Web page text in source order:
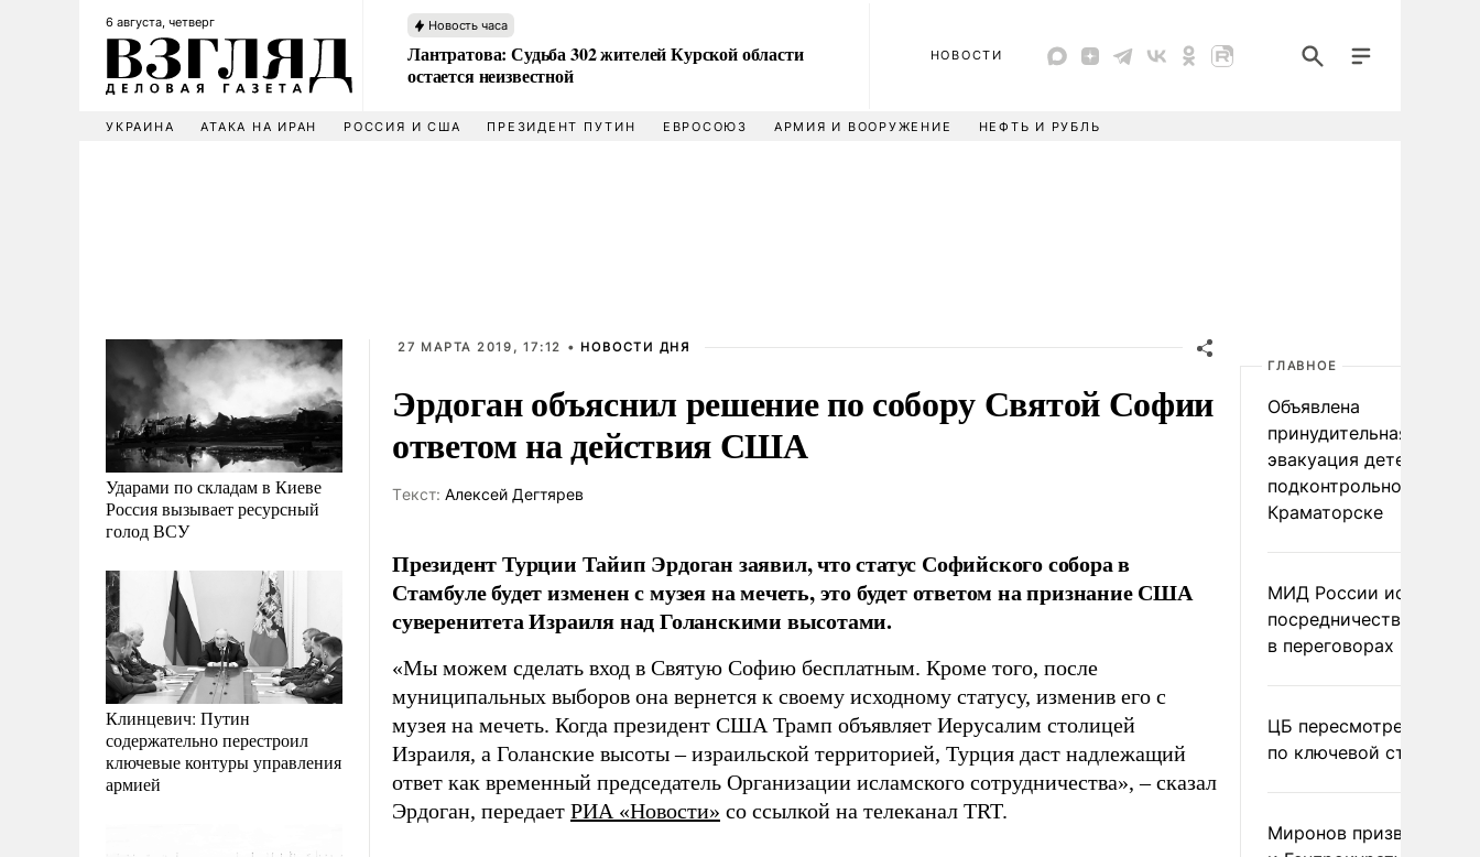
6 августа, четверг Новость часа
Лантратова: Судьба 302 жителей Курской области
остается неизвестной
НОВОСТИ
УКРАИНА АТАКА НА ИРАН РОССИЯ И США ПРЕЗИДЕНТ ПУТИН ЕВРОСОЮЗ АРМИЯ И ВООРУЖЕНИЕ НЕФТЬ И РУБЛЬ
Ударами по складам в Киеве
Россия вызывает ресурсный
голод ВСУ
Клинцевич: Путин
содержательно перестроил
ключевые контуры управления
армией
27 МАРТА 2019, 17:12 • НОВОСТИ ДНЯ
Эрдоган объяснил решение по собору Святой Софии
ответом на действия США
Tекст: Алексей Дегтярев
Президент Турции Тайип Эрдоган заявил, что статус Софийского собора в
Стамбуле будет изменен с музея на мечеть, это будет ответом на признание США
суверенитета Израиля над Голанскими высотами.
«Мы можем сделать вход в Святую Софию бесплатным. Кроме того, после
муниципальных выборов она вернется к своему исходному статусу, изменив его с
музея на мечеть. Когда президент США Трамп объявляет Иерусалим столицей
Израиля, а Голанские высоты – израильской территорией, Турция даст надлежащий
ответ как временный председатель Организации исламского сотрудничества», – сказал
Эрдоган, передает РИА «Новости» со ссылкой на телеканал TRT.
ГЛАВНОЕ
Объявлена
принудительная
эвакуация детей в
подконтрольном Киеву
Краматорске
МИД России исключил
посредничество
в переговорах по
ЦБ пересмотрел
по ключевой ставке
Миронов призвал